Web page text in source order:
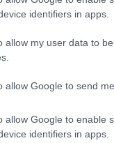
identifiers in apps.
allow my user data to
allow Google to send
allow Google to enable
identifiers in apps.
Postoji više
nanesete